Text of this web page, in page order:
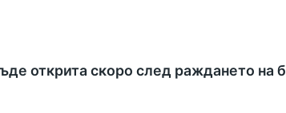
открита скоро след раждането на